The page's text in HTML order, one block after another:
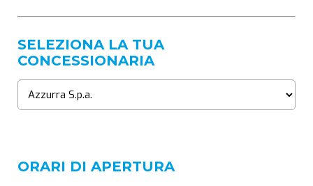
SELEZIONA LA TUA
CONCESSIONARIA
ORARI DI APERTURA